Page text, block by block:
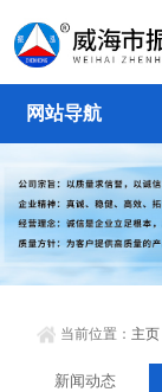
网站导航
当前位置： 主页
新闻动态